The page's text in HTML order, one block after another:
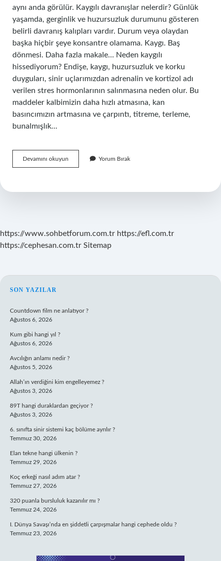
aynı anda görülür. Kaygılı davranışlar nelerdir? Günlük
yaşamda, gerginlik ve huzursuzluk durumunu gösteren
belirli davranış kalıpları vardır. Durum veya olaydan
başka hiçbir şeye konsantre olamama. Kaygı. Baş
dönmesi. Daha fazla makale… Neden kaygılı
hissediyorum? Endişe, kaygı, huzursuzluk ve korku
duyguları, sinir uçlarımızdan adrenalin ve kortizol adı
verilen stres hormonlarının salınmasına neden olur. Bu
maddeler kalbimizin daha hızlı atmasına, kan
basıncımızın artmasına ve çarpıntı, titreme, terleme,
bunalmışlık…
Devamını okuyun
Olduğumu
Yorum Bırak
https://www.sohbetforum.com.tr https://efl.com.tr
https://cephesan.com.tr Sitemap
SIDEBAR
SON YAZILAR
Countdown film ne anlatıyor ?
Ağustos 6, 2026
Kum gibi hangi yıl ?
Ağustos 6, 2026
Avcılığın anlamı nedir ?
Ağustos 5, 2026
Allah’ın verdiğini kim engelleyemez ?
Ağustos 3, 2026
89T hangi duraklardan geçiyor ?
Ağustos 3, 2026
6. sınıfta sinir sistemi kaç bölüme ayrılır ?
Temmuz 30, 2026
Elan tekne hangi ülkenin ?
Temmuz 29, 2026
Koç erkeği nasıl adım atar ?
Temmuz 27, 2026
320 puanla bursluluk kazanılır mı ?
Temmuz 24, 2026
I. Dünya Savaşı’nda en şiddetli çarpışmalar hangi cephede oldu ?
Temmuz 23, 2026